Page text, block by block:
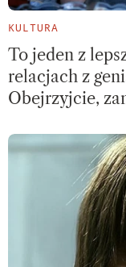
KULTURA
To jeden z
relacjach z
Obejrzyjcie,